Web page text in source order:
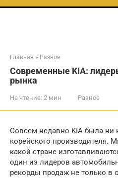
Главная » Разное
Современные KIA:
рынка
На чтение: 2 мин Разное
Совсем недавно KIA была ни
корейского производителя.
какой стране
один из лидеров
рекорды продаж не только в